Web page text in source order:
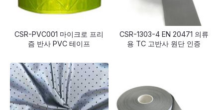
CSR-PVC001 마이크로 프리
즘 반사 PVC 테이프
CSR-1303-4 EN 20471 의류
용 TC 고반사 원단 인증